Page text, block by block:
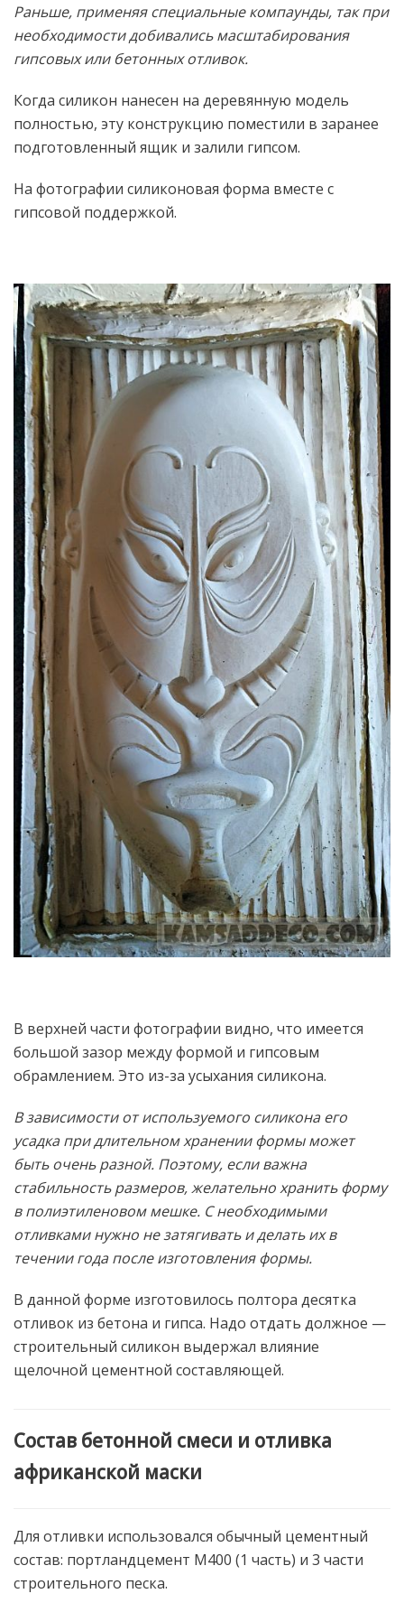
Раньше, применяя специальные компаунды, так при
необходимости добивались масштабирования
гипсовых или бетонных отливок.
Когда силикон нанесен на деревянную модель
полностью, эту конструкцию поместили в заранее
подготовленный ящик и залили гипсом.
На фотографии силиконовая форма вместе с
гипсовой поддержкой.
В верхней части фотографии видно, что имеется
большой зазор между формой и гипсовым
обрамлением. Это из-за усыхания силикона.
В зависимости от используемого силикона его
усадка при длительном хранении формы может
быть очень разной. Поэтому, если важна
стабильность размеров, желательно хранить форму
в полиэтиленовом мешке. С необходимыми
отливками нужно не затягивать и делать их в
течении года после изготовления формы.
В данной форме изготовилось полтора десятка
отливок из бетона и гипса. Надо отдать должное —
строительный силикон выдержал влияние
щелочной цементной составляющей.
Состав бетонной смеси и отливка
африканской маски
Для отливки использовался обычный цементный
состав: портландцемент М400 (1 часть) и 3 части
строительного песка.